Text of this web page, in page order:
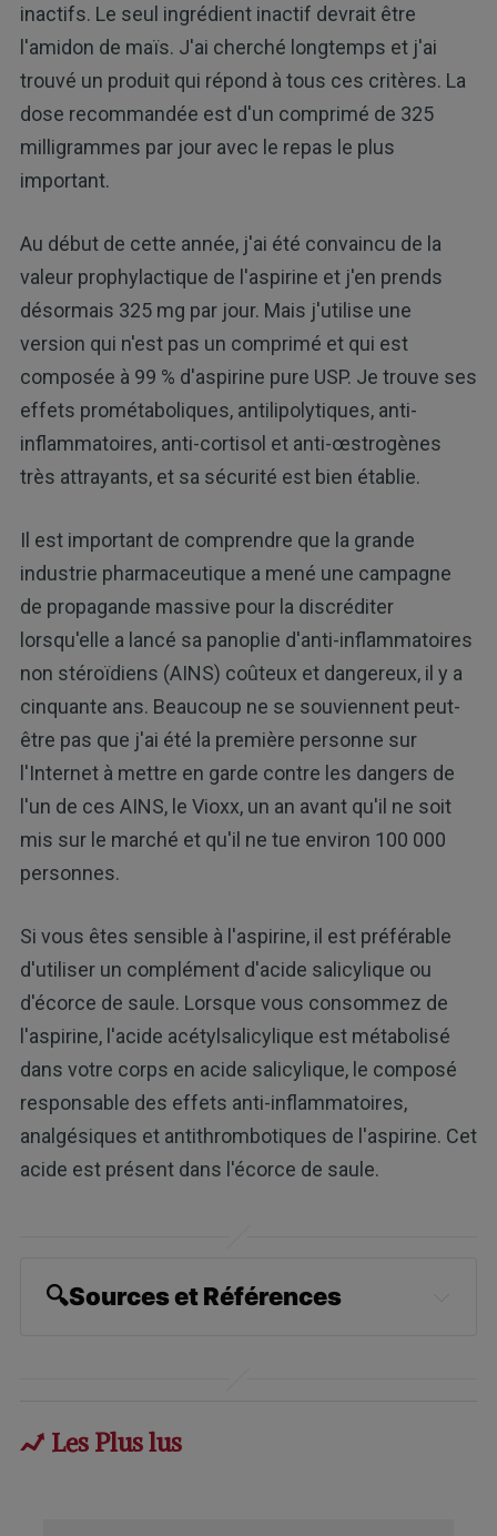
inactifs. Le seul ingrédient inactif devrait être
l'amidon de maïs. J'ai cherché longtemps et j'ai
trouvé un produit qui répond à tous ces critères. La
dose recommandée est d'un comprimé de 325
milligrammes par jour avec le repas le plus
important.
Au début de cette année, j'ai été convaincu de la
valeur prophylactique de l'aspirine et j'en prends
désormais 325 mg par jour. Mais j'utilise une
version qui n'est pas un comprimé et qui est
composée à 99 % d'aspirine pure USP. Je trouve ses
effets prométaboliques, antilipolytiques, anti-
inflammatoires, anti-cortisol et anti-œstrogènes
très attrayants, et sa sécurité est bien établie.
Il est important de comprendre que la grande
industrie pharmaceutique a mené une campagne
de propagande massive pour la discréditer
lorsqu'elle a lancé sa panoplie d'anti-inflammatoires
non stéroïdiens (AINS) coûteux et dangereux, il y a
cinquante ans. Beaucoup ne se souviennent peut-
être pas que j'ai été la première personne sur
l'Internet à mettre en garde contre les dangers de
l'un de ces AINS, le Vioxx, un an avant qu'il ne soit
mis sur le marché et qu'il ne tue environ 100 000
personnes.
Si vous êtes sensible à l'aspirine, il est préférable
d'utiliser un complément d'acide salicylique ou
d'écorce de saule. Lorsque vous consommez de
l'aspirine, l'acide acétylsalicylique est métabolisé
dans votre corps en acide salicylique, le composé
responsable des effets anti-inflammatoires,
analgésiques et antithrombotiques de l'aspirine. Cet
acide est présent dans l'écorce de saule.
🔍Sources et Références
2013; 158(11): 800-806
Les Plus lus